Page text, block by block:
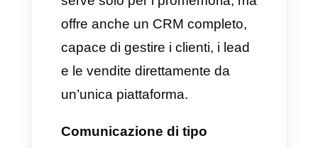
Ecco alcuni motivi per cui
possiamo definire Callbell
migliore piattaforma: